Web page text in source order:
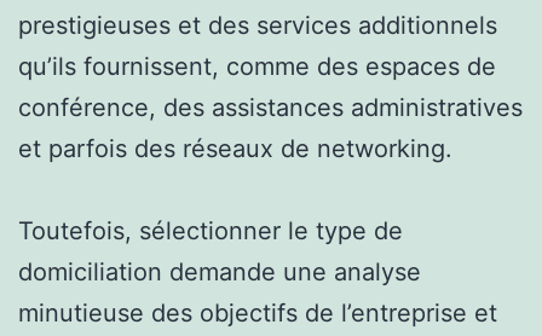
prestigieuses et des services additionnels
qu’ils fournissent, comme des espaces de
conférence, des assistances administratives
et parfois des réseaux de networking.
Toutefois, sélectionner le type de
domiciliation demande une analyse
minutieuse des objectifs de l’entreprise et